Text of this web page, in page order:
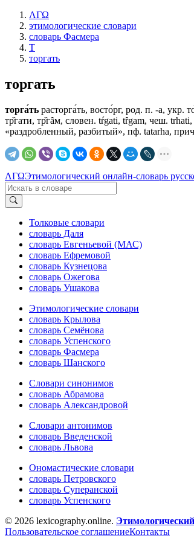
ΛΓΩ
этимологические словари
словарь Фасмера
Т
торгать
торгать
торга́ть расторга́ть, восто́рг, род. п. -а, укр.
тр̏гати, тр̏гȃм, словен. tŕgati, tȓgam, чеш.
«раздробленный, разбитый», пф. tatarha,
ΛΓΩЭтимологический онлайн-словарь
Толковые словари
словарь Даля
словарь Евгеньевой (МАС)
словарь Ефремовой
словарь Кузнецова
словарь Ожегова
словарь Ушакова
Этимологические словари
словарь Крылова
словарь Семёнова
словарь Успенского
словарь Фасмера
словарь Шанского
Словари синонимов
словарь Абрамова
словарь Александровой
Словари антонимов
словарь Введенской
словарь Львова
Ономастические словари
словарь Петровского
словарь Суперанской
словарь Успенского
© 2026 lexicography.online.
Пользовательское соглашениеКонтакты